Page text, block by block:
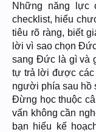
Những năng lực
checklist, hiểu
tiêu rõ ràng, biết
lời vì sao chọn
sang Đức là gì và
tự trả lời được các
người phía sau hồ
Đừng học thuộc
vấn không cần
bạn hiểu kế